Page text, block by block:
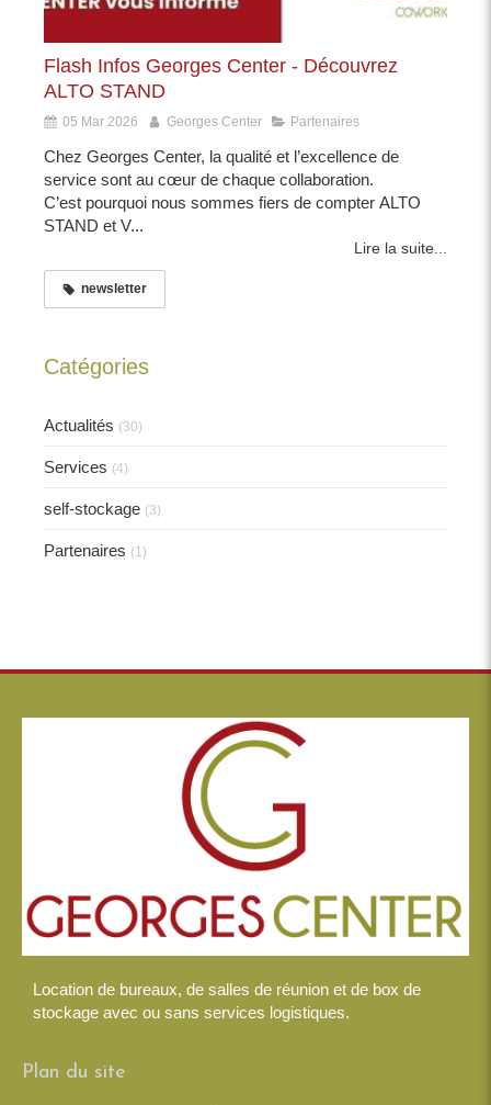
Flash Infos Georges Center - Découvrez
ALTO STAND
05 Mar 2026 Georges Center Partenaires
Chez Georges Center, la qualité et l’excellence de
service sont au cœur de chaque collaboration.
C’est pourquoi nous sommes fiers de compter ALTO
STAND et V...
Lire la suite...
newsletter
Catégories
Actualités (30)
Services (4)
self-stockage (3)
Partenaires (1)
Location de bureaux, de salles de réunion et de box de
stockage avec ou sans services logistiques.
Plan du site